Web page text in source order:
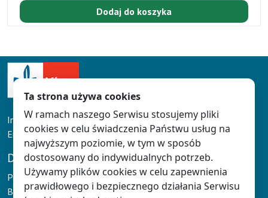
Dodaj do koszyka
Infolinia: tel. 61 626 90 90
Email:doradcy@klett.pl
DLA NAUCZYCIELA
Panel Nauczyciela
Baza wiedzy
Ta strona używa cookies
W ramach naszego Serwisu stosujemy pliki
cookies w celu świadczenia Państwu usług na
najwyższym poziomie, w tym w sposób
dostosowany do indywidualnych potrzeb.
Używamy plików cookies w celu zapewnienia
prawidłowego i bezpiecznego działania Serwisu